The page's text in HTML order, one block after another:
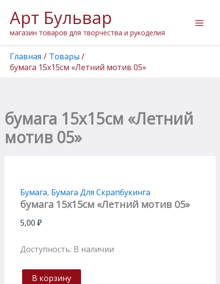
содержимому
Арт Бульвар
магазин товаров для творчества и рукоделия
Главная
Товары
бумага 15х15см «Летний мотив 05»
бумага 15х15см «Летний
мотив 05»
Бумага, Бумага Для Скрапбукинга
бумага 15х15см «Летний мотив 05»
5,00 ₽
Доступность: В наличии
товара
бумага
15х15см
"Летний
мотив
В корзину